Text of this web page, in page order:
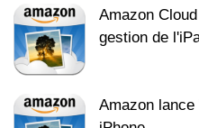
Amazon
gestion de
Amazon